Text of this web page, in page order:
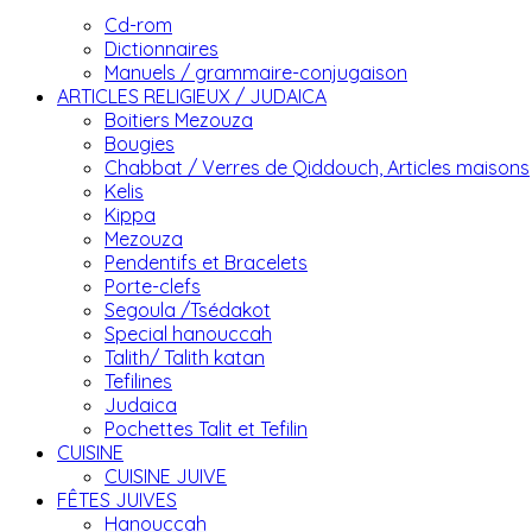
Cd-rom
Dictionnaires
Manuels / grammaire-conjugaison
ARTICLES RELIGIEUX / JUDAICA
Boitiers Mezouza
Bougies
Chabbat / Verres de Qiddouch, Articles maisons
Kelis
Kippa
Mezouza
Pendentifs et Bracelets
Porte-clefs
Segoula /Tsédakot
Special hanouccah
Talith/ Talith katan
Tefilines
Judaica
Pochettes Talit et Tefilin
CUISINE
CUISINE JUIVE
FÊTES JUIVES
Hanouccah